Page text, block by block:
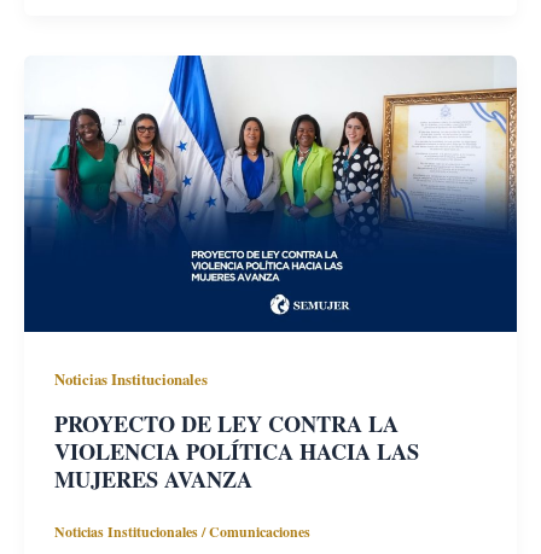
Noticias Institucionales
PROYECTO DE LEY CONTRA LA
VIOLENCIA POLÍTICA HACIA LAS
MUJERES AVANZA
Noticias Institucionales/Comunicaciones